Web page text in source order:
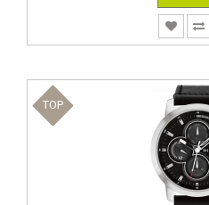
TOP